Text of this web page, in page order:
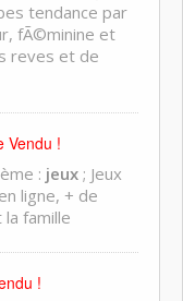
tendance par
fÃ©minine et
reves et de
Vendu !
: jeux ; Jeux
ligne, + de
famille
!